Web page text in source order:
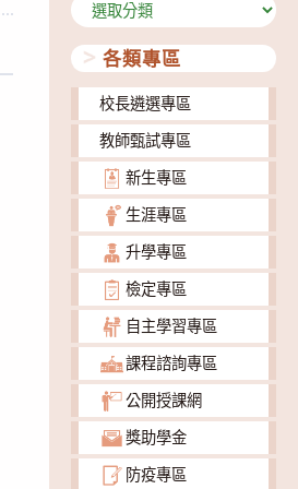
類
各類專區
校長遴選專區
教師甄試專區
新生專區
生涯專區
升學專區
檢定專區
自主學習專區
課程諮詢專區
公開授課網
獎助學金
防疫專區